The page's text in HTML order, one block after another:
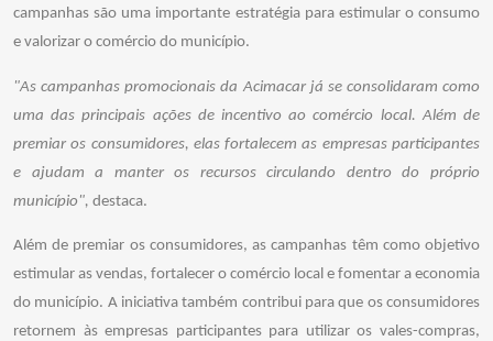
campanhas são uma importante estratégia para estimular o consumo
e valorizar o comércio do município.
"As campanhas promocionais da Acimacar já se consolidaram como
uma das principais ações de incentivo ao comércio local. Além de
premiar os consumidores, elas fortalecem as empresas participantes
e ajudam a manter os recursos circulando dentro do próprio
município", destaca.
Além de premiar os consumidores, as campanhas têm como objetivo
estimular as vendas, fortalecer o comércio local e fomentar a economia
do município. A iniciativa também contribui para que os consumidores
retornem às empresas participantes para utilizar os vales-compras,